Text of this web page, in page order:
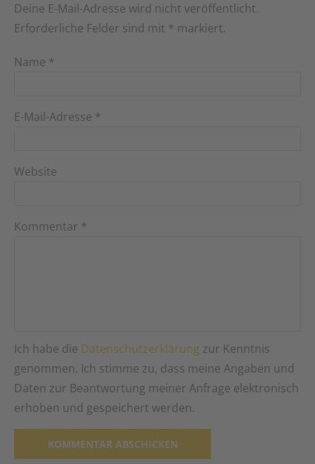
Deine E-Mail-Adresse wird nicht veröffentlicht.
Erforderliche Felder sind mit * markiert.
Name *
E-Mail-Adresse *
Website
Kommentar *
Ich habe die Datenschutzerklärung zur Kenntnis
genommen. Ich stimme zu, dass meine Angaben und
Daten zur Beantwortung meiner Anfrage elektronisch
erhoben und gespeichert werden.